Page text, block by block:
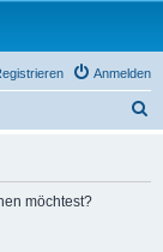
Anmelden
möchtest?